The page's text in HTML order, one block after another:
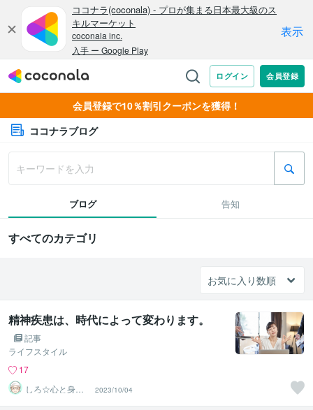
会員登録で10％割引クーポンを獲得！
ココナラブログ
ブログ 告知
すべてのカテゴリ
精神疾患は、時代によって変わります。
記事
ライフスタイル
17
しろ☆心と身体
のお悩みトーク
ルーム
2023/10/04